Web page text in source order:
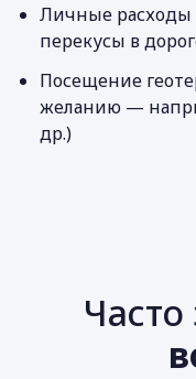
Личные расходы
перекусы в
Посещение
желанию —
др.)